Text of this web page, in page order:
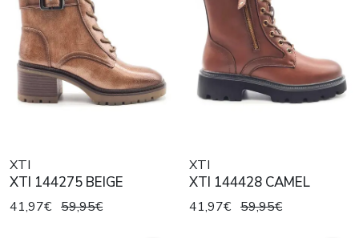
XTI
XTI 144275 BEIGE
41,97€ 59,95€
XTI
XTI 144428 CAMEL
41,97€ 59,95€